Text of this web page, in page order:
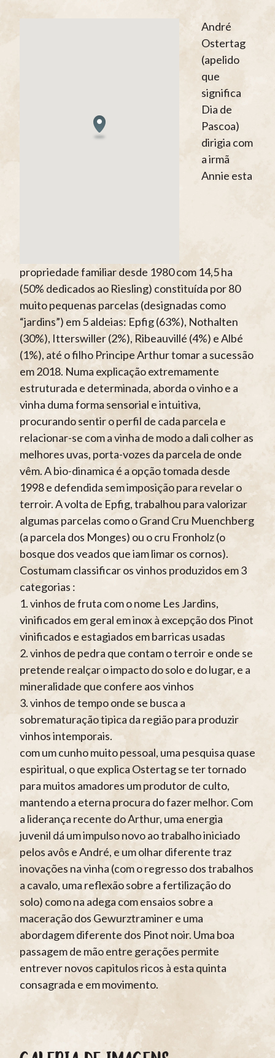
André
Ostertag
(apelido
que
significa
Dia de
Pascoa)
dirigia com
a irmã
Annie esta
propriedade familiar desde 1980 com 14,5 ha
(50% dedicados ao Riesling) constituída por 80
muito pequenas parcelas (designadas como
“jardins”) em 5 aldeias: Epfig (63%), Nothalten
(30%), Itterswiller (2%), Ribeauvillé (4%) e Albé
(1%), até o filho Principe Arthur tomar a sucessão
em 2018. Numa explicação extremamente
estruturada e determinada, aborda o vinho e a
vinha duma forma sensorial e intuitiva,
procurando sentir o perfil de cada parcela e
relacionar-se com a vinha de modo a dali colher as
melhores uvas, porta-vozes da parcela de onde
vêm. A bio-dinamica é a opção tomada desde
1998 e defendida sem imposição para revelar o
terroir. A volta de Epfig, trabalhou para valorizar
algumas parcelas como o Grand Cru Muenchberg
(a parcela dos Monges) ou o cru Fronholz (o
bosque dos veados que iam limar os cornos).
Costumam classificar os vinhos produzidos em 3
categorias :
1. vinhos de fruta com o nome Les Jardins,
vinificados em geral em inox à excepção dos Pinot
vinificados e estagiados em barricas usadas
2. vinhos de pedra que contam o terroir e onde se
pretende realçar o impacto do solo e do lugar, e a
mineralidade que confere aos vinhos
3. vinhos de tempo onde se busca a
sobrematuração tipica da região para produzir
vinhos intemporais.
com um cunho muito pessoal, uma pesquisa quase
espiritual, o que explica Ostertag se ter tornado
para muitos amadores um produtor de culto,
mantendo a eterna procura do fazer melhor. Com
a liderança recente do Arthur, uma energia
juvenil dá um impulso novo ao trabalho iniciado
pelos avôs e André, e um olhar diferente traz
inovações na vinha (com o regresso dos trabalhos
a cavalo, uma reflexão sobre a fertilização do
solo) como na adega com ensaios sobre a
maceração dos Gewurztraminer e uma
abordagem diferente dos Pinot noir. Uma boa
passagem de mão entre gerações permite
entrever novos capitulos ricos à esta quinta
consagrada e em movimento.